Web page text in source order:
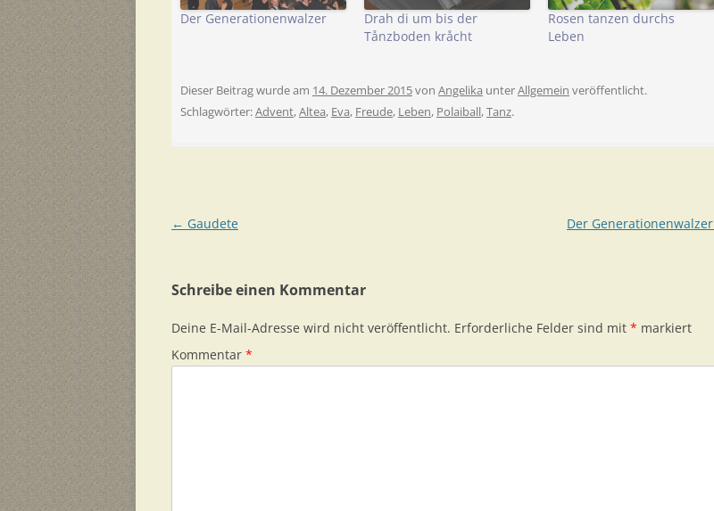
Der Generationenwalzer
Drah di um bis der
Tånzboden kråcht
Rosen tanzen durchs
Leben
Dieser Beitrag wurde am 14. Dezember 2015von Angelika unterAllgemein veröffentlicht.
Schlagwörter:Advent,Altea, Eva, Freude, Leben, Polaiball,Tanz.
Beitragsnavigation
← Gaudete Der Generationenwalzer
Schreibe einen Kommentar
Deine E-Mail-Adresse wird nicht veröffentlicht. Erforderliche Felder sind mit * markiert
Kommentar *